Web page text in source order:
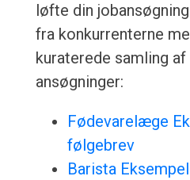
løfte din
fra konkurrenterne
kuraterede samling
ansøgninger:
Fødevarelæge
følgebrev
Barista